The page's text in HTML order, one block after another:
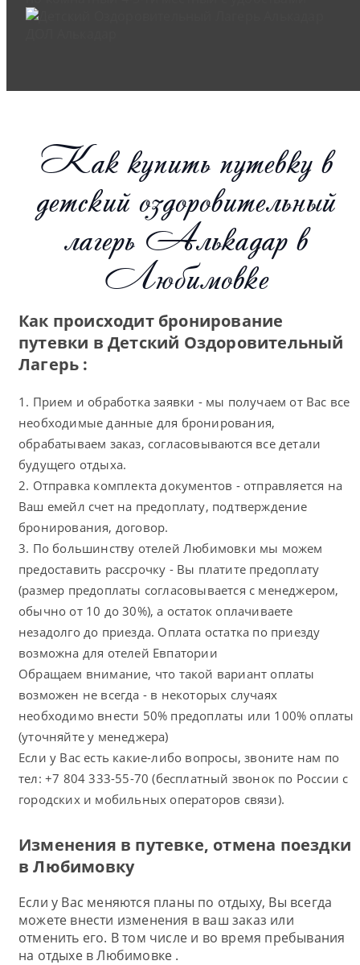
Как купить путевку в
детский оздоровительный
лагерь Алькадар в
Любимовке
Как происходит бронирование
путевки в Детский Оздоровительный
Лагерь :
1. Прием и обработка заявки - мы получаем от Вас все
необходимые данные для бронирования,
обрабатываем заказ, согласовываются все детали
будущего отдыха.
2. Отправка комплекта документов - отправляется на
Ваш емейл счет на предоплату, подтверждение
бронирования, договор.
3. По большинству отелей Любимовки мы можем
предоставить рассрочку - Вы платите предоплату
(размер предоплаты согласовывается с менеджером,
обычно от 10 до 30%), а остаток оплачиваете
незадолго до приезда. Оплата остатка по приезду
возможна для отелей Евпатории
Обращаем внимание, что такой вариант оплаты
возможен не всегда - в некоторых случаях
необходимо внести 50% предоплаты или 100% оплаты
(уточняйте у менеджера)
Если у Вас есть какие-либо вопросы, звоните нам по
тел: +7 804 333-55-70 (бесплатный звонок по России с
городских и мобильных операторов связи).
Изменения в путевке, отмена поездки
в Любимовку
Если у Вас меняются планы по отдыху, Вы всегда
можете внести изменения в ваш заказ или
отменить его. В том числе и во время пребывания
на отдыхе в Любимовке .